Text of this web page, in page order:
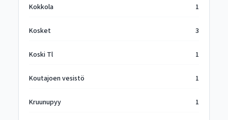
Kokkola 1
Kosket 3
Koski Tl 1
Koutajoen vesistö 1
Kruunupyy 1